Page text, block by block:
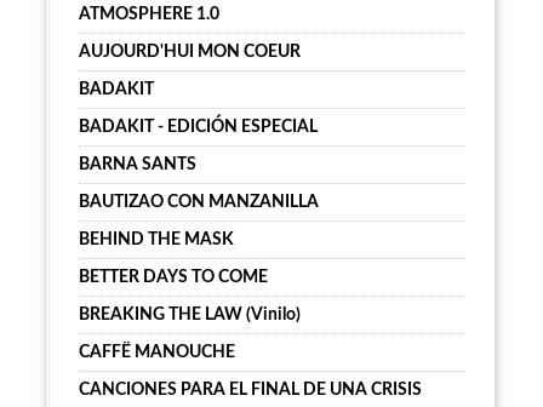
ATMOSPHERE 1.0
AUJOURD'HUI MON COEUR
BADAKIT
BADAKIT - EDICIÓN ESPECIAL
BARNA SANTS
BAUTIZAO CON MANZANILLA
BEHIND THE MASK
BETTER DAYS TO COME
BREAKING THE LAW (Vinilo)
CAFFË MANOUCHE
CANCIONES PARA EL FINAL DE UNA CRISIS